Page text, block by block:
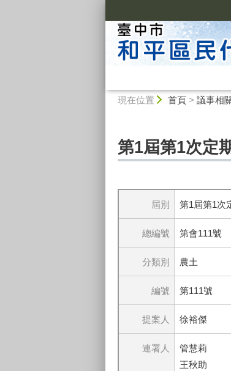
現在位置 首頁> 議事相
第1屆第1次定
屆別 第1屆第1次
總編號 第會111號
分類別 農土
編號 第111號
提案人 徐裕傑
連署人
管慧莉
王秋助